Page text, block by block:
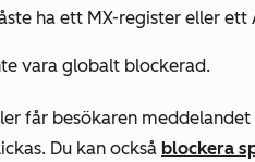
ha ett MX-register eller ett
vara globalt blockerad.
får besökaren meddelandet
Du kan också blockera